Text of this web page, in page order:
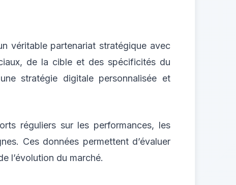
véritable partenariat stratégique avec
de la cible et des spécificités du
stratégie digitale personnalisée et
réguliers sur les performances, les
Ces données permettent d’évaluer
l’évolution du marché.